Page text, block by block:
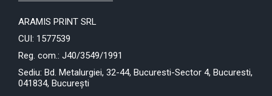
ARAMIS PRINT SRL
CUI: 1577539
Reg. com.: J40/3549/1991
Sediu: Bd. Metalurgiei, 32-44, Bucuresti-Sector 4, Bucuresti,
041834, București